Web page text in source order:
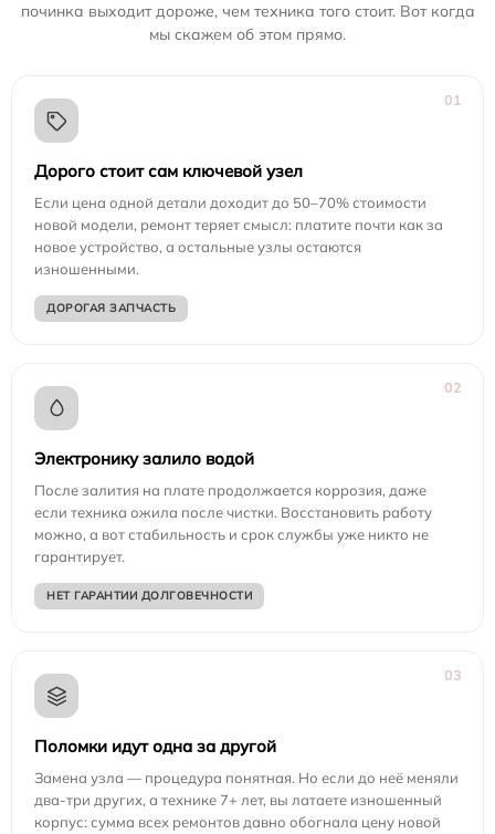
починка выходит дороже, чем техника того стоит. Вот когда
мы скажем об этом прямо.
01
Дорого стоит сам ключевой узел
Если цена одной детали доходит до 50–70% стоимости
новой модели, ремонт теряет смысл: платите почти как за
новое устройство, а остальные узлы остаются
изношенными.
ДОРОГАЯ ЗАПЧАСТЬ
02
Электронику залило водой
После залития на плате продолжается коррозия, даже
если техника ожила после чистки. Восстановить работу
можно, а вот стабильность и срок службы уже никто не
гарантирует.
НЕТ ГАРАНТИИ ДОЛГОВЕЧНОСТИ
03
Поломки идут одна за другой
Замена узла — процедура понятная. Но если до неё меняли
два-три других, а технике 7+ лет, вы латаете изношенный
корпус: сумма всех ремонтов давно обогнала цену новой